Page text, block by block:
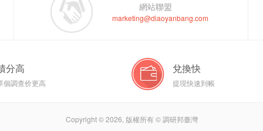
網站聯盟
marketing@diaoyanbang.com
分高
個調查价更高
兌換快
提現快速到帳
Copyright © 2026, 版權所有 © 調研邦臺灣